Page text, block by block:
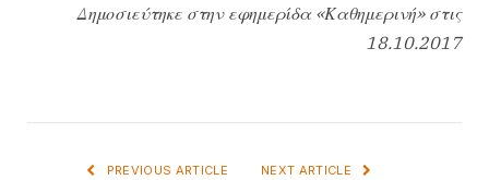
Δημοσιεύτηκε στην εφημερίδα «Καθημερινή» στις
18.10.2017
PREVIOUS ARTICLE NEXT ARTICLE